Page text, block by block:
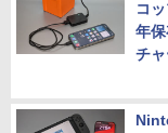
コ
年
チ